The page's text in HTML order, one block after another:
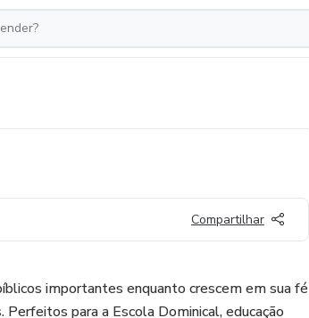
Compartilhar
importantes enquanto crescem em sua fé
para a Escola Dominical, educação